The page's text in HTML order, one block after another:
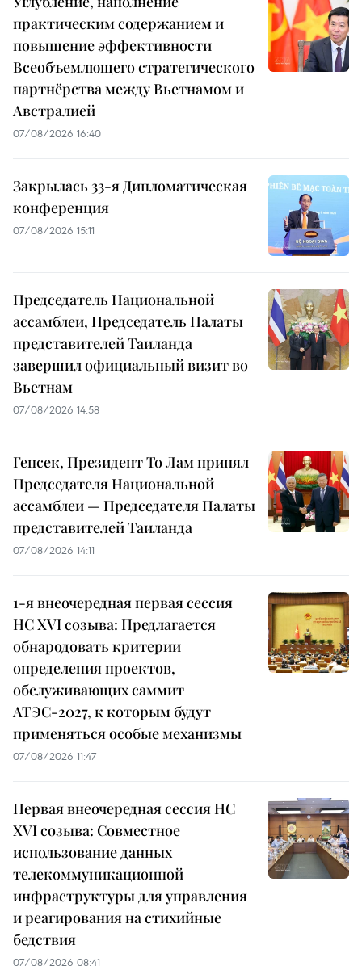
практическим содержанием и
повышение эффективности
Всеобъемлющего стратегического
партнёрства между Вьетнамом и
Австралией
07/08/2026 16:40
Закрылась 33-я Дипломатическая
конференция
07/08/2026 15:11
Председатель Национальной
ассамблеи, Председатель Палаты
представителей Таиланда
завершил официальный визит во
Вьетнам
07/08/2026 14:58
Генсек, Президент То Лам принял
Председателя Национальной
ассамблеи — Председателя Палаты
представителей Таиланда
07/08/2026 14:11
1-я внеочередная первая сессия
НС XVI созыва: Предлагается
обнародовать критерии
определения проектов,
обслуживающих саммит
АТЭС-2027, к которым будут
применяться особые механизмы
07/08/2026 11:47
Первая внеочередная сессия НС
XVI созыва: Совместное
использование данных
телекоммуникационной
инфраструктуры для управления
и реагирования на стихийные
бедствия
07/08/2026 08:41